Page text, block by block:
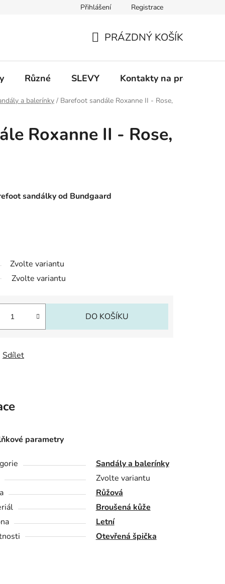
Informace k on-line platbám Odstoupení od
Přihlášení Registrace
KOŠÍK
PRÁZDNÝ KOŠÍK
Různé SLEVY Kontakty na prodejny
a balerínky / Barefoot sandále Roxanne II - Rose,
Roxanne II - Rose,
sandálky od Bundgaard
Zvolte variantu
Zvolte variantu
DO KOŠÍKU
Sdílet
parametry
Sandály a balerínky
Zvolte variantu
Růžová
Broušená kůže
Letní
Otevřená špička